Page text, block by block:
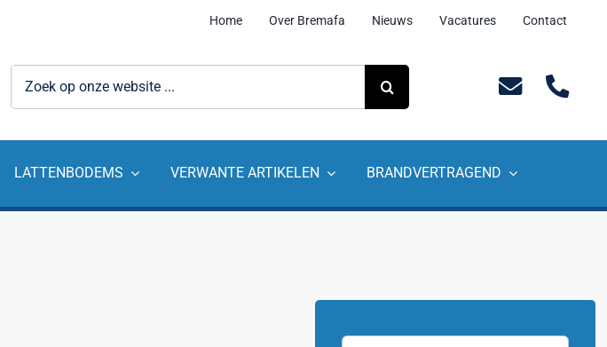
Home Over Bremafa Nieuws Vacatures Contact
LATTENBODEMS VERWANTE ARTIKELEN BRANDVERTRAGEND